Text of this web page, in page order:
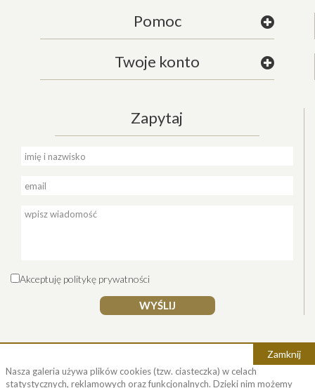
Pomoc
Twoje konto
Zapytaj
Akceptuję politykę prywatności
WYŚLIJ
Zamknij
Nasza galeria używa plików cookies (tzw. ciasteczka) w celach
statystycznych, reklamowych oraz funkcjonalnych. Dzięki nim możemy